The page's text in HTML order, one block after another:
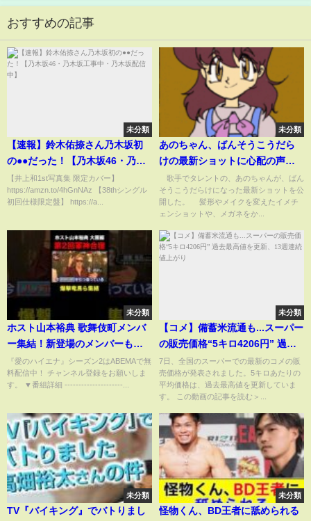
おすすめの記事
未分類
【速報】鈴木佑捺さん乃木坂初
の●●だった！【乃木坂46・乃木
坂工事中・乃木坂配信中】
【井上和1st写真集 限定カバー】
https://amzn.to/4hGnNAz 【38thシングル
初回仕様限定盤】 https://a...
未分類
あのちゃん、ばんそうこうだら
けの最新ショットに心配の声
「傷口ややけどが痛々しい」
(ABEMA TIMES)
歌手でタレントの、あのちゃんが、ばん
そうこうだらけになった最新ショットを公
開した。 髪形やメイクを変えたイメチ
ェンショットや、メガネをか...
未分類
ホスト山本裕典 歌舞伎町メンバ
ー集結！新登場のメンバーもク
セ者揃い！｜#愛のハイエナ シー
ズン2 #ABEMA で無料配信中！
#ニューヨーク #さらば青春の光
『愛のハイエナ』シーズン2はABEMAで無
料配信中！ チャンネル登録をお願いしま
す。 ▼番組詳細 ---------------------...
未分類
【コメ】備蓄米流通も...スーパー
の販売価格“5キロ4206円” 過去
最高値を更新、13週連続値上が
り
7日、全国のスーパーでの最新のコメの販
売価格が発表されました。5キロあたりの
平均価格は、過去最高値を更新していま
す。 この動画の記事を読む＞...
未分類
TV『バイキング』でバトりまし
未分類
怪物くん、BD王者に舐められる